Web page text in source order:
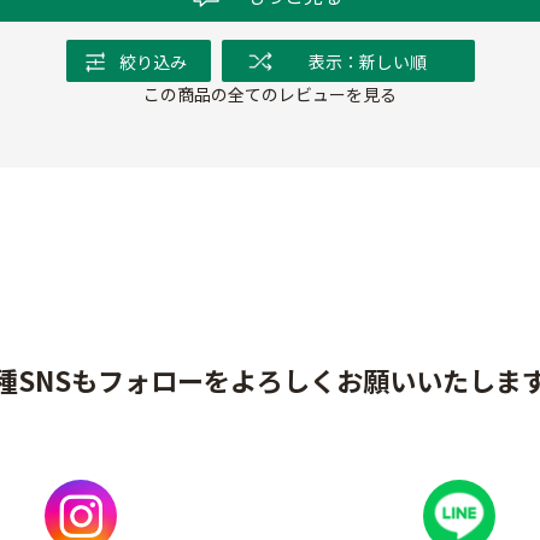
絞り込み
表示：新しい順
この商品の全てのレビューを見る
SNSもフォローをよろしくお願いいたしま